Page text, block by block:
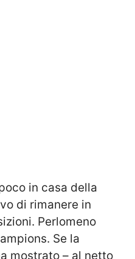
in casa della
di rimanere in
Perlomeno
Se la
mostrato – al netto